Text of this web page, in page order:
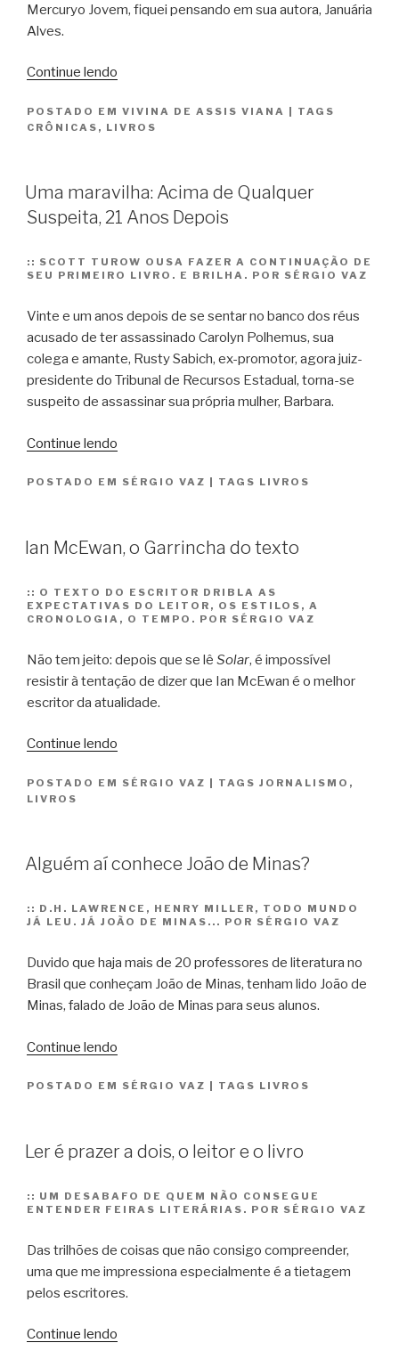
Mercuryo Jovem, fiquei pensando em sua autora, Januária
Alves.
Continue lendo
volta”
POSTADO EM VIVINA DE ASSIS VIANA | TAGS
CRÔNICAS , LIVROS
Uma maravilha: Acima de Qualquer
Suspeita, 21 Anos Depois
:: SCOTT TUROW OUSA FAZER A CONTINUAÇÃO DE
SEU PRIMEIRO LIVRO. E BRILHA. POR SÉRGIO VAZ
Vinte e um anos depois de se sentar no banco dos réus
acusado de ter assassinado Carolyn Polhemus, sua
colega e amante, Rusty Sabich, ex-promotor, agora juiz-
presidente do Tribunal de Recursos Estadual, torna-se
suspeito de assassinar sua própria mulher, Barbara.
Continue lendo
Acima
Suspeita,
Anos
Depois”
POSTADO EM SÉRGIO VAZ TAGS LIVROS
Ian McEwan, o Garrincha do texto
:: O TEXTO DO ESCRITOR DRIBLA AS
EXPECTATIVAS DO LEITOR, OS ESTILOS, A
CRONOLOGIA, O TEMPO. POR SÉRGIO VAZ
Não tem jeito: depois que se lê Solar, é impossível
resistir à tentação de dizer que Ian McEwan é o melhor
escritor da atualidade.
Continue lendo
o
POSTADO EM SÉRGIO VAZ | TAGS JORNALISMO ,
LIVROS
Alguém aí conhece João de Minas?
:: D.H. LAWRENCE, HENRY MILLER, TODO MUNDO
JÁ LEU. JÁ JOÃO DE MINAS... POR SÉRGIO VAZ
Duvido que haja mais de 20 professores de literatura no
Brasil que conheçam João de Minas, tenham lido João de
Minas, falado de João de Minas para seus alunos.
Continue lendo
conhece
Minas?”
POSTADO EM SÉRGIO VAZ TAGS LIVROS
Ler é prazer a dois, o leitor e o livro
:: UM DESABAFO DE QUEM NÃO CONSEGUE
ENTENDER FEIRAS LITERÁRIAS. POR SÉRGIO VAZ
Das trilhões de coisas que não consigo compreender,
uma que me impressiona especialmente é a tietagem
pelos escritores.
Continue lendo